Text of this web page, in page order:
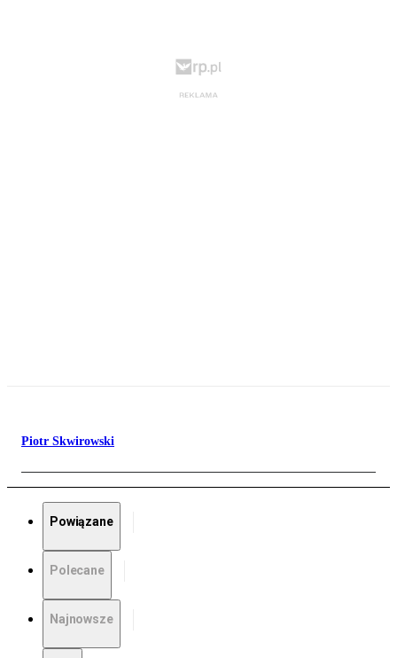
Piotr Skwirowski
Powiązane
Polecane
Najnowsze